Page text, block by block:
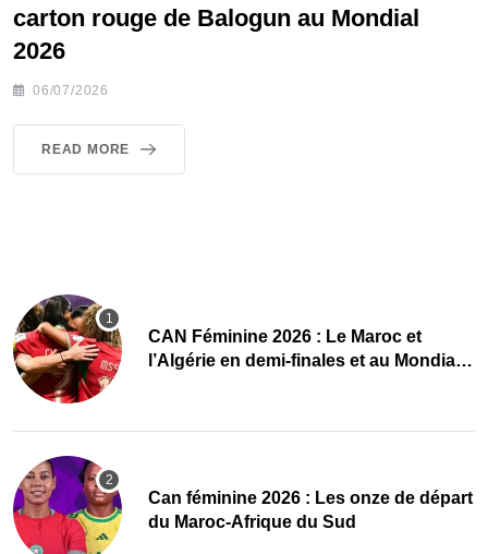
carton rouge de Balogun au Mondial
2026
06/07/2026
READ MORE
CAN Féminine 2026 : Le Maroc et
l’Algérie en demi-finales et au Mondial
‎Can féminine 2026 : Les onze de départ
du Maroc-Afrique du Sud